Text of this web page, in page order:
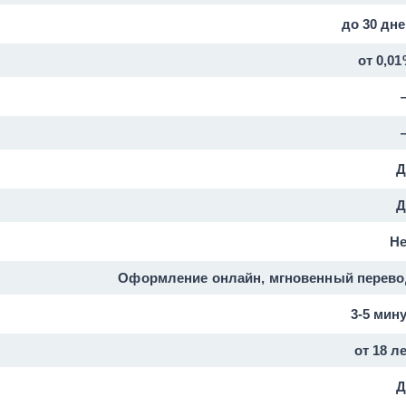
до 30
от
Оформление онлайн, мгновенный
3-5
от 18